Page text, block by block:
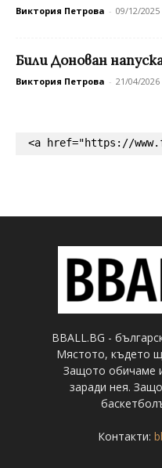
Виктория Петрова - 09/12/2025
Били Донован
Виктория Петрова - 21/04/2026
<a href="https://
BBALL.BG -
Мястото, където
Защото обичаме
заради нея.
Контакти: